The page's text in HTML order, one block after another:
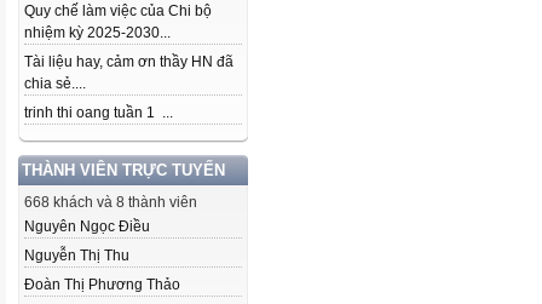
Quy chế làm việc của Chi bộ
nhiệm kỳ 2025-2030...
Tài liệu hay, cảm ơn thầy HN đã
chia sẻ....
trinh thi oang tuần 1 ...
THÀNH VIÊN TRỰC TUYẾN
668 khách và 8 thành viên
Nguyên Ngọc Điều
Nguyễn Thị Thu
Đoàn Thị Phương Thảo